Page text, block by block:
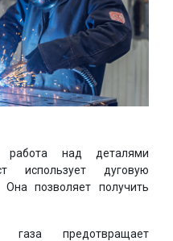
над деталями
использует дуговую
Она позволяет получить
газа предотвращает